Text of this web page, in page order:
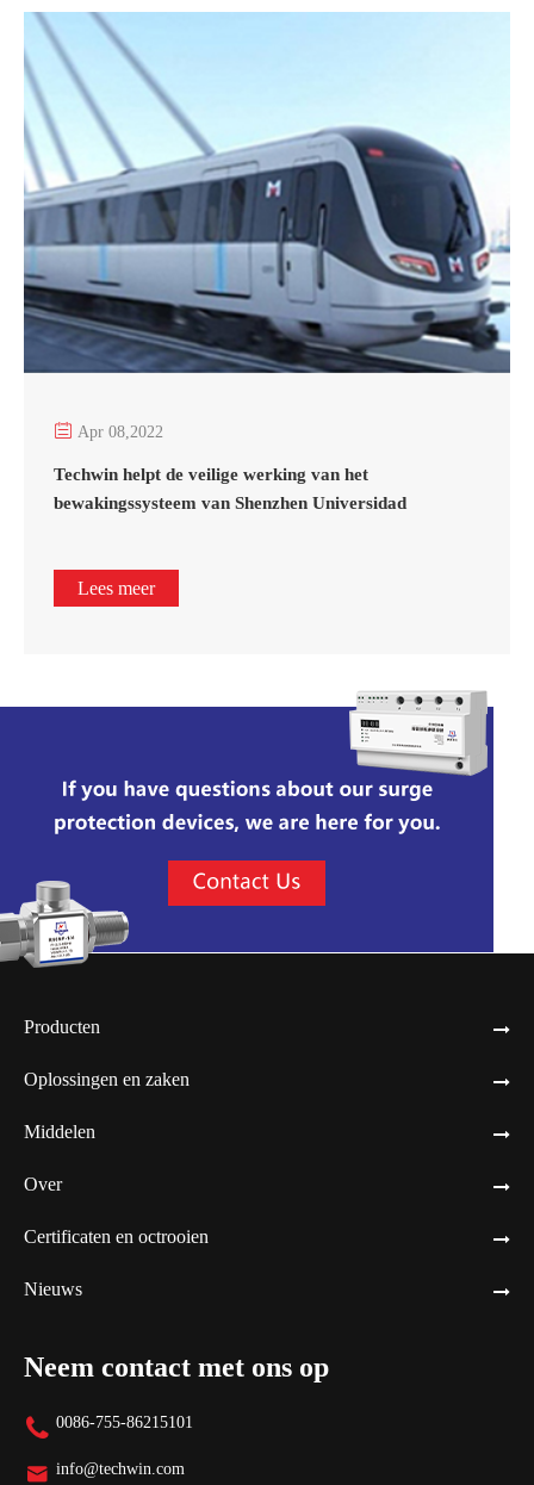
 Apr 08,2022
Techwin helpt de veilige werking van het
bewakingssysteem van Shenzhen Universidad
Lees meer
Producten
Oplossingen en zaken
Middelen
Over
Certificaten en octrooien
Nieuws
Neem contact met ons op
 0086-755-86215101
 info@techwin.com